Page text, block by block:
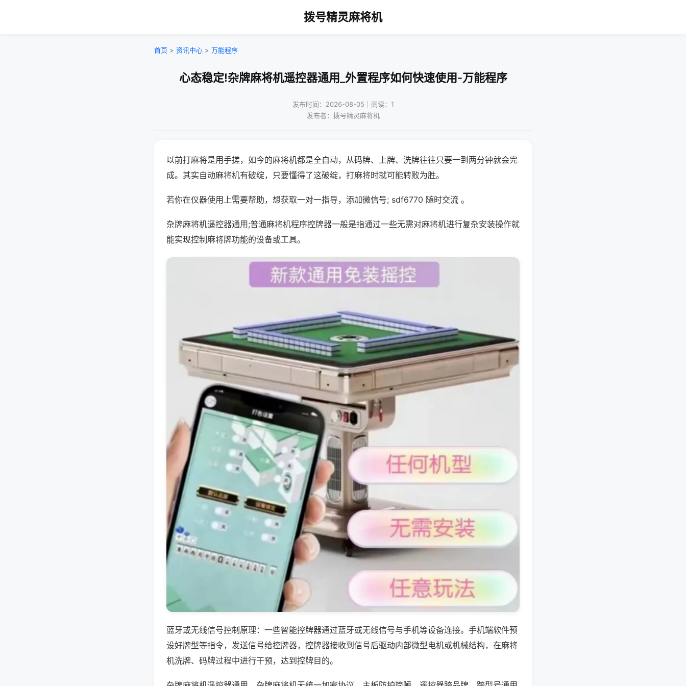
拨号精灵麻将机
首页 > 资讯中心 > 万能程序
心态稳定!杂牌麻将机遥控器通用_外置程序如何快速使用-万能程序
发布时间：2026-08-05｜阅读：1
发布者：拨号精灵麻将机
以前打麻将是用手搓，如今的麻将机都是全自动，从码牌、上牌、洗牌往往只要一到两分钟就会完
成。其实自动麻将机有破绽，只要懂得了这破绽，打麻将时就可能转败为胜。
若你在仪器使用上需要帮助，想获取一对一指导，添加微信号; sdf6770 随时交流 。
杂牌麻将机遥控器通用;普通麻将机程序控牌器一般是指通过一些无需对麻将机进行复杂安装操作就
能实现控制麻将牌功能的设备或工具。
蓝牙或无线信号控制原理：一些智能控牌器通过蓝牙或无线信号与手机等设备连接。手机端软件预
设好牌型等指令，发送信号给控牌器，控牌器接收到信号后驱动内部微型电机或机械结构，在麻将
机洗牌、码牌过程中进行干预，达到控牌目的。